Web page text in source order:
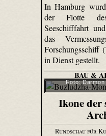
In Hamburg
der Flotte
Seeschifffahrt
das
Forschungsschiff
in Dienst gestellt.
BAU &
Foto:
Ikone der
Rundschau für